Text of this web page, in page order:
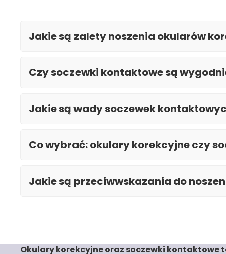
Jakie są zalety noszenia okularów
Czy soczewki kontaktowe są
Jakie są wady soczewek
Co wybrać: okulary korekcyjne czy
Jakie są przeciwwskazania do
Okulary korekcyjne oraz soczewki kontaktowe